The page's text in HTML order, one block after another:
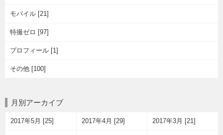
モバイル [21]
特撮ゼロ [97]
プロフィール [1]
その他 [100]
月別アーカイブ
2017年5月 [25] 2017年4月 [29] 2017年3月 [21]